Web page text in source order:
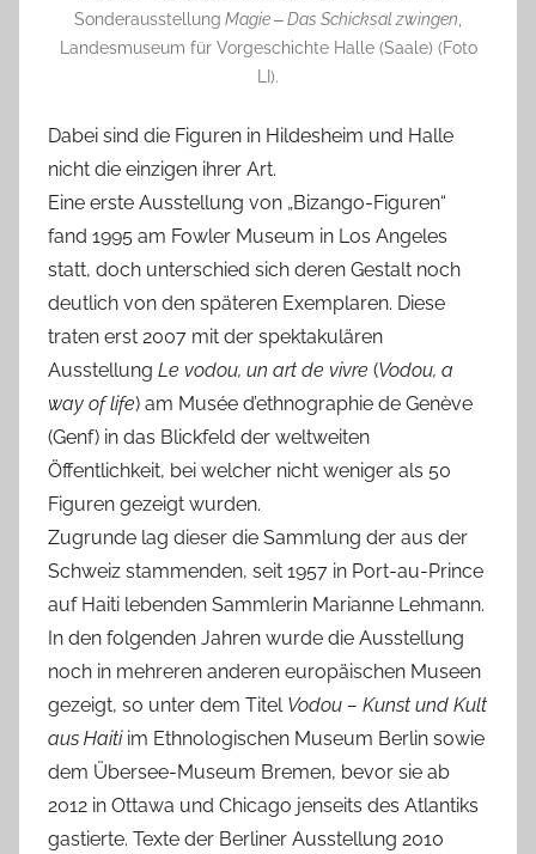
Sonderausstellung Magie ‒ Das Schicksal zwingen
Landesmuseum für Vorgeschichte Halle (Saale) (Foto
LI).
Dabei sind die Figuren in Hildesheim und Halle
nicht die einzigen ihrer Art.
Eine erste Ausstellung von „Bizango-Figuren“
fand 1995 am Fowler Museum in Los Angeles
statt, doch unterschied sich deren Gestalt noch
deutlich von den späteren Exemplaren. Diese
traten erst 2007 mit der spektakulären
Ausstellung Le vodou, un art de vivre (Vodou, a
way of life) am Musée d’ethnographie de Genève
(Genf) in das Blickfeld der weltweiten
Öffentlichkeit, bei welcher nicht weniger als 50
Figuren gezeigt wurden.
Zugrunde lag dieser die Sammlung der aus der
Schweiz stammenden, seit 1957 in Port-au-Prince
auf Haiti lebenden Sammlerin Marianne Lehmann.
In den folgenden Jahren wurde die Ausstellung
noch in mehreren anderen europäischen Museen
gezeigt, so unter dem Titel Vodou – Kunst und Kult
aus Haiti im Ethnologischen Museum Berlin sowie
dem Übersee-Museum Bremen, bevor sie ab
2012 in Ottawa und Chicago jenseits des Atlantiks
gastierte. Texte der Berliner Ausstellung 2010